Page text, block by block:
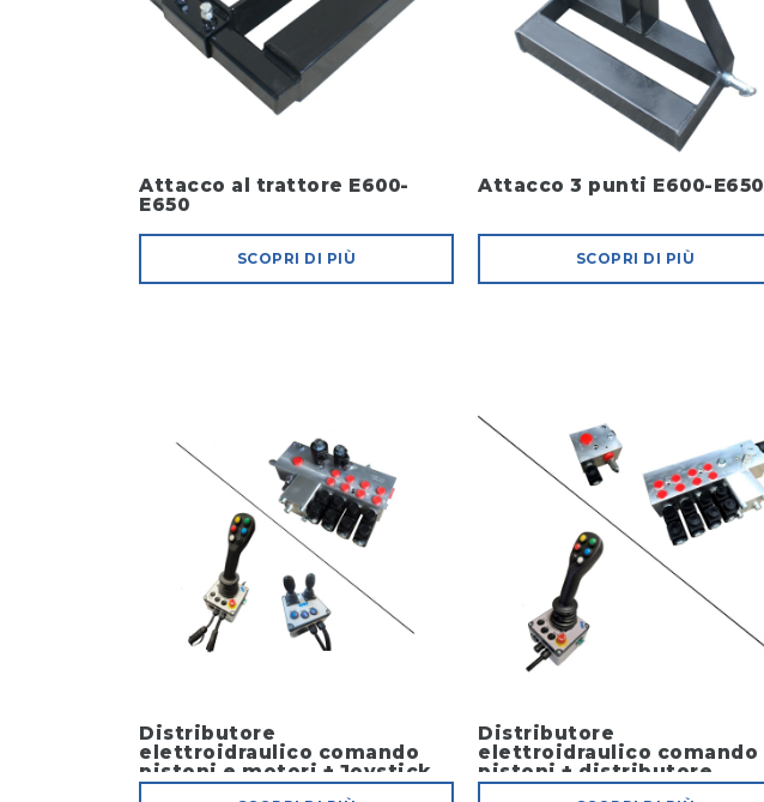
Attacco al trattore E600-
E650
SCOPRI DI PIÙ
Attacco 3 punti E600-E650
SCOPRI DI PIÙ
Distributore
elettroidraulico comando
pistoni e motori + Joystick
Distributore
elettroidraulico comando
pistoni + distributore
elettroidraulico comando